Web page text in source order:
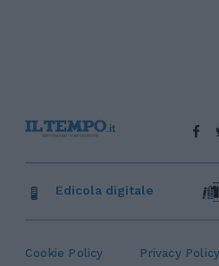
Cookie Policy Privacy Policy
Edicola digitale